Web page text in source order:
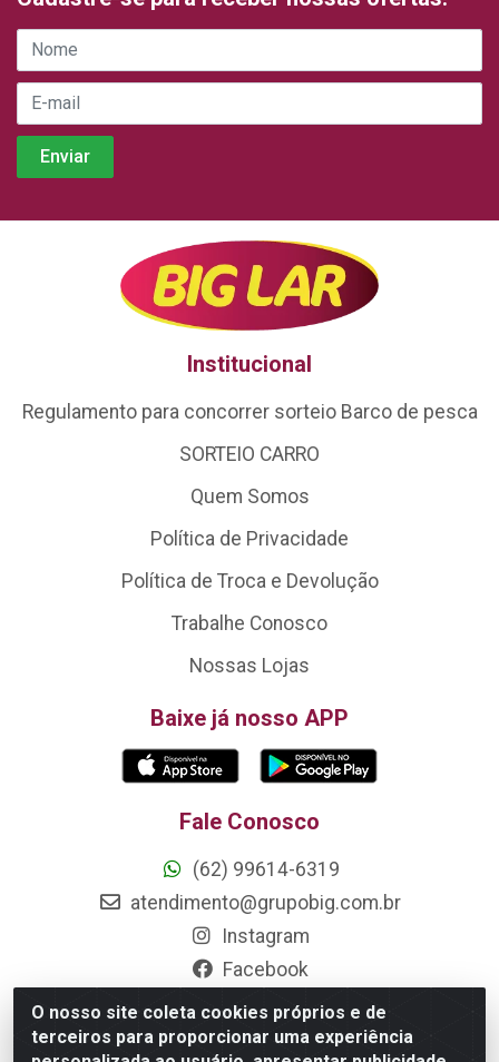
O nosso site coleta cookies próprios e de
terceiros para proporcionar uma experiência
Institucional
Regulamento para concorrer sorteio Barco de pesca
SORTEIO CARRO
Quem Somos
Política de Privacidade
Política de Troca e Devolução
Trabalhe Conosco
Nossas Lojas
Baixe já nosso APP
Fale Conosco
(62) 99614-6319
atendimento@grupobig.com.br
Instagram
Facebook
Formas de Pagamento